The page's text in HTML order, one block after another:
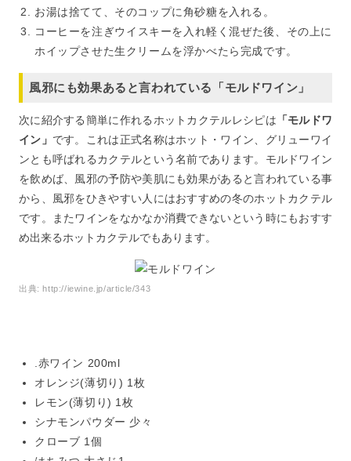
お湯は捨てて、そのコップに角砂糖を入れる。
コーヒーを注ぎウイスキーを入れ軽く混ぜた後、その上に
ホイップさせた生クリームを浮かべたら完成です。
風邪にも効果あると言われている「モルドワイン」
次に紹介する簡単に作れるホットカクテルレシピは 「モルドワ
イン」 です。これは正式名称はホット・ワイン、グリューワイ
ンとも呼ばれるカクテルという名前であります。モルドワイン
を飲めば、風邪の予防や美肌にも効果があると言われている事
から、風邪をひきやすい人にはおすすめの冬のホットカクテル
です。またワインをなかなか消費できないという時にもおすす
め出来るホットカクテルでもあります。
出典:http://iewine.jp/article/343
.赤ワイン 200ml
オレンジ(薄切り) 1枚
レモン(薄切り) 1枚
シナモンパウダー 少々
クローブ 1個